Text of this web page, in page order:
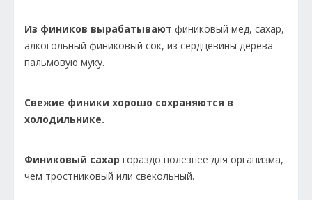
Из фиников вырабатывают финиковый мед, сахар,
алкогольный финиковый сок, из сердцевины дерева –
пальмовую муку.
Свежие финики хорошо сохраняются в
холодильнике.
Финиковый сахар гораздо полезнее для организма,
чем тростниковый или свекольный.